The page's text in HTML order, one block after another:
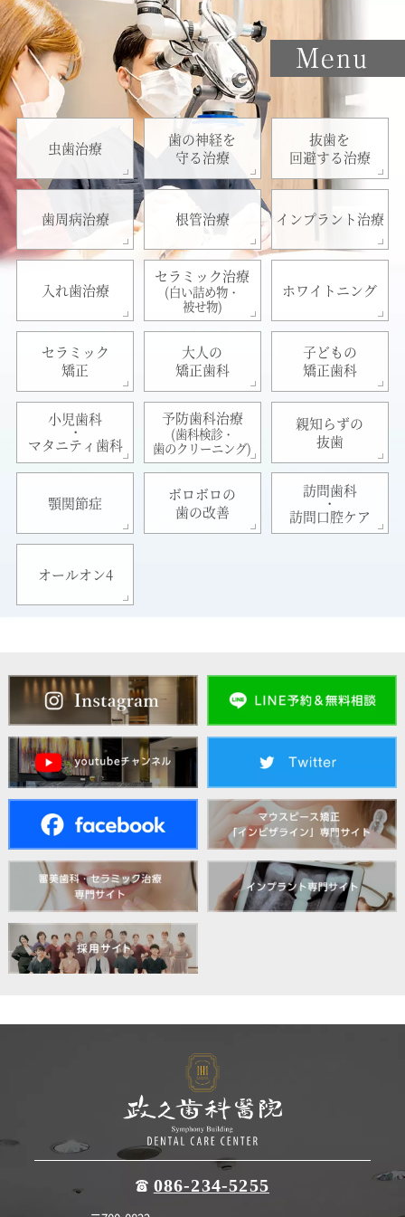
虫歯治療
歯の神経を
守る治療
抜歯を
回避する治療
歯周病治療 根管治療 インプラント治療
入れ歯治療
セラミック治療
(白い詰め物・
被せ物)
ホワイトニング
セラミック
矯正
大人の
矯正歯科
子どもの
矯正歯科
小児歯科
・
マタニティ歯科
予防歯科治療
(歯科検診・
歯のクリーニング)
親知らずの
抜歯
顎関節症
ボロボロの
歯の改善
訪問歯科
・
訪問口腔ケア
オールオン4
086-234-5255